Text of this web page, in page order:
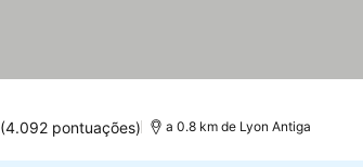
(4.092 pontuações) a 0.8 km de Lyon Antiga